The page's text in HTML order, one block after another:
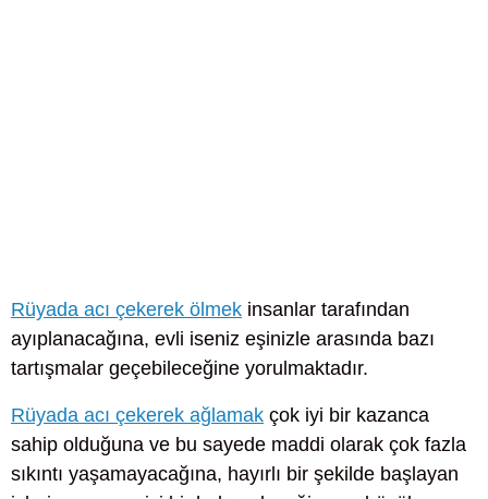
Rüyada acı çekerek ölmek insanlar tarafından
ayıplanacağına, evli iseniz eşinizle arasında bazı
tartışmalar geçebileceğine yorulmaktadır.
Rüyada acı çekerek ağlamak çok iyi bir kazanca
sahip olduğuna ve bu sayede maddi olarak çok fazla
sıkıntı yaşamayacağına, hayırlı bir şekilde başlayan